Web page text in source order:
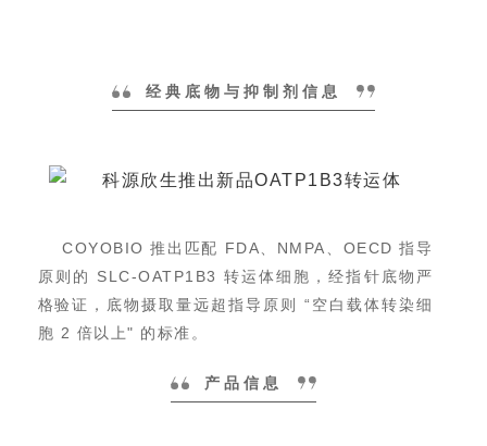
经典底物与抑制剂信息
COYOBIO推出匹配 FDA NMPA OECD指导
原则的 SLC-OATP1B3 转运体细胞，经指针底物严
格验证，底物摄取量远超指导原则 “空白载体转染细
胞 2 倍以上" 的标准。
产品信息